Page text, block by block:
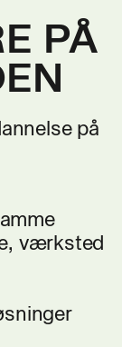
PÅ
på
værksted